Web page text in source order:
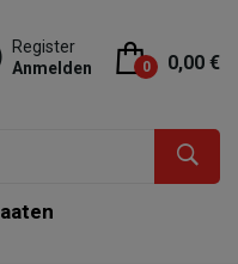
Register
Anmelden
0 0,00 €